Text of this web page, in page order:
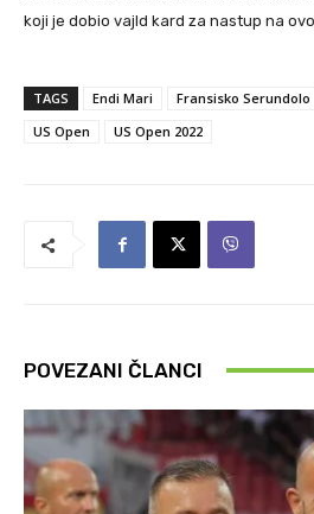
koji je dobio vajld kard za nastup na
TAGS Endi Mari Fransisko Serundolo
US Open
US Open 2022
POVEZANI ČLANCI